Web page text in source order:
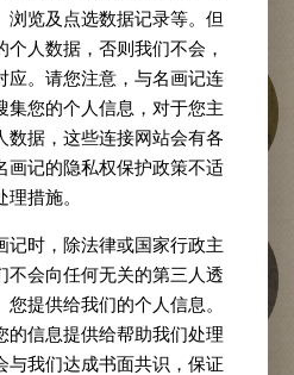
希孟 赵孟頫
周昉 董源
浏览及点选数据记录等。但
人数据，否则我们不会，
应。请您注意，与名画记连
集您的个人信息，对于您主
数据，这些连接网站会有各
画记的隐私权保护政策不适
措施。
记时，除法律或国家行政主
不会向任何无关的第三人透
提供给我们的个人信息。
的信息提供给帮助我们处理
与我们达成书面共识，保证